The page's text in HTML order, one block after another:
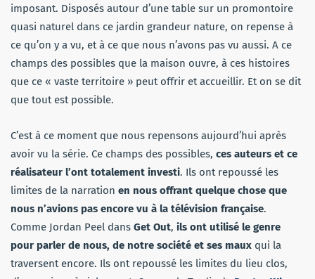
imposant. Disposés autour d’une table sur un promontoire
quasi naturel dans ce jardin grandeur nature, on repense à
ce qu’on y a vu, et à ce que nous n’avons pas vu aussi. A ce
champs des possibles que la maison ouvre, à ces histoires
que ce « vaste territoire » peut offrir et accueillir. Et on se dit
que tout est possible.
C’est à ce moment que nous repensons aujourd’hui après
avoir vu la série. Ce champs des possibles, ces auteurs et ce
réalisateur l’ont totalement investi. Ils ont repoussé les
limites de la narration en nous offrant quelque chose que
nous n’avions pas encore vu à la télévision française.
Comme Jordan Peel dans Get Out, ils ont utilisé le genre
pour parler de nous, de notre société et ses maux qui la
traversent encore. Ils ont repoussé les limites du lieu clos,